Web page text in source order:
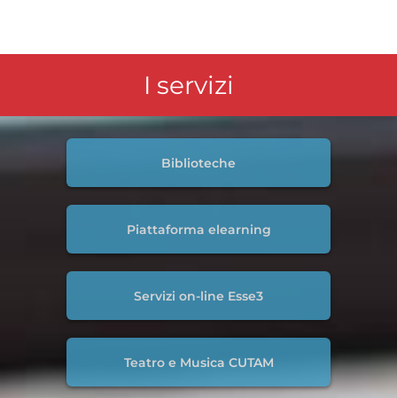
I servizi
Biblioteche
Piattaforma elearning
Servizi on-line Esse3
Teatro e Musica CUTAM